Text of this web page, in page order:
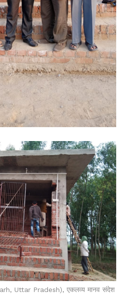
Uttar Pradesh), एकलव्य मानव संदेश